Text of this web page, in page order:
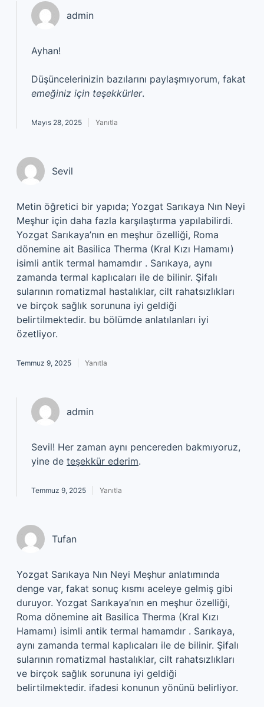
admin
Ayhan!
Düşüncelerinizin bazılarını paylaşmıyorum, fakat
emeğiniz için teşekkürler.
Mayıs 28, 2025 Yanıtla
Sevil
Metin öğretici bir yapıda; Yozgat Sarıkaya Nın Neyi
Meşhur için daha fazla karşılaştırma yapılabilirdi.
Yozgat Sarıkaya’nın en meşhur özelliği, Roma
dönemine ait Basilica Therma (Kral Kızı Hamamı)
isimli antik termal hamamdır . Sarıkaya, aynı
zamanda termal kaplıcaları ile de bilinir. Şifalı
sularının romatizmal hastalıklar, cilt rahatsızlıkları
ve birçok sağlık sorununa iyi geldiği
belirtilmektedir. bu bölümde anlatılanları iyi
özetliyor.
Temmuz 9, 2025 Yanıtla
admin
Sevil! Her zaman aynı pencereden bakmıyoruz,
yine de teşekkür ederim.
Temmuz 9, 2025 Yanıtla
Tufan
Yozgat Sarıkaya Nın Neyi Meşhur anlatımında
denge var, fakat sonuç kısmı aceleye gelmiş gibi
duruyor. Yozgat Sarıkaya’nın en meşhur özelliği,
Roma dönemine ait Basilica Therma (Kral Kızı
Hamamı) isimli antik termal hamamdır . Sarıkaya,
aynı zamanda termal kaplıcaları ile de bilinir. Şifalı
sularının romatizmal hastalıklar, cilt rahatsızlıkları
ve birçok sağlık sorununa iyi geldiği
belirtilmektedir. ifadesi konunun yönünü belirliyor.